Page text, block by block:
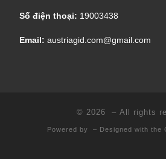
Số điện thoại: 19003438
Email: austriagid.com@gmail.com
© 2026 – All rights
Powered by – Designed with the